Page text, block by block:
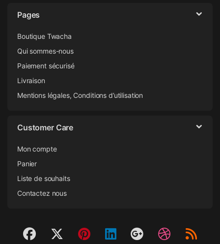
Pages
Boutique Twacha
Qui sommes-nous
Paiement sécurisé
Livraison
Mentions légales, Conditions d’utilisation
Customer Care
Mon compte
Panier
Liste de souhaits
Contactez nous